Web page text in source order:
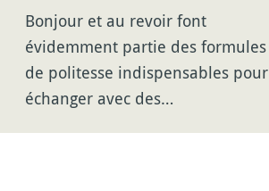
Bonjour et au revoir font
évidemment partie des formules
de politesse indispensables pour
échanger avec des…